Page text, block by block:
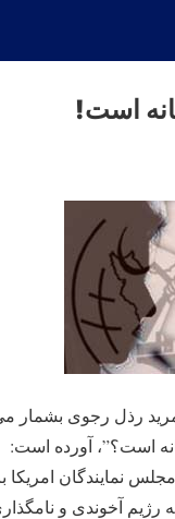
است!
رذل رجوی بشمار می
است؟”، آورده است:
نمایندگان امریکا
رژیم آخوندی و